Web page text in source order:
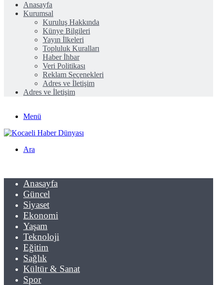
Anasayfa
Kurumsal
Kuruluş Hakkında
Künye Bilgileri
Yayın İlkeleri
Topluluk Kuralları
Haber İhbar
Veri Politikası
Reklam Seçenekleri
Adres ve İletişim
Adres ve İletişim
Menü
Ara
Anasayfa
Güncel
Siyaset
Ekonomi
Yaşam
Teknoloji
Eğitim
Sağlık
Kültür & Sanat
Spor